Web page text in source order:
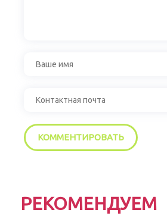
РЕКОМЕНДУЕМ